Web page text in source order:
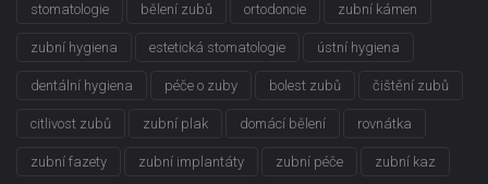
stomatologie bělení zubů ortodoncie zubní kámen
zubní hygiena estetická stomatologie ústní hygiena
dentální hygiena péče o zuby bolest zubů čištění zubů
citlivost zubů zubní plak domácí bělení rovnátka
zubní fazety zubní implantáty zubní péče zubní kaz